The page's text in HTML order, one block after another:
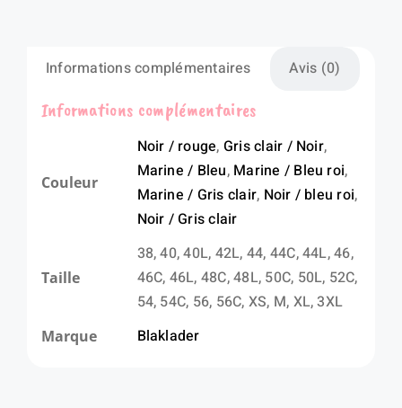
Informations complémentaires Avis (0)
Informations complémentaires
Couleur
Noir / rouge, Gris clair / Noir,
Marine / Bleu, Marine / Bleu roi,
Marine / Gris clair, Noir / bleu roi,
Noir / Gris clair
Taille
38, 40, 40L, 42L, 44, 44C, 44L, 46,
46C, 46L, 48C, 48L, 50C, 50L, 52C,
54, 54C, 56, 56C, XS, M, XL, 3XL
Marque Blaklader